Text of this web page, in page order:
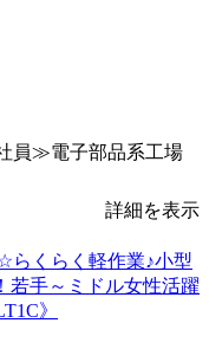
員≫電子部品系工場
詳細を表示